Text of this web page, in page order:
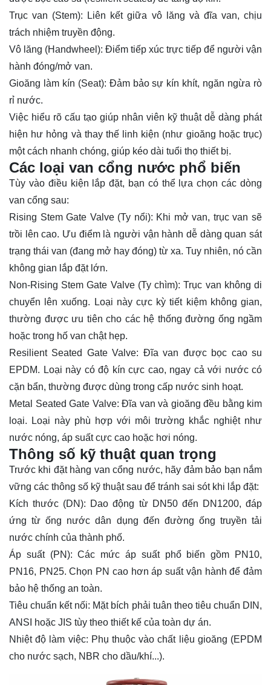
Trục van (Stem): Liên kết giữa vô lăng và đĩa van, chịu
trách nhiệm truyền động.
Vô lăng (Handwheel): Điểm tiếp xúc trực tiếp để người vận
hành đóng/mở van.
Gioăng làm kín (Seat): Đảm bảo sự kín khít, ngăn ngừa rò
rỉ nước.
Việc hiểu rõ cấu tạo giúp nhân viên kỹ thuật dễ dàng phát
hiện hư hỏng và thay thế linh kiện (như gioăng hoặc trục)
một cách nhanh chóng, giúp kéo dài tuổi thọ thiết bị.
Các loại van cổng nước phổ biến
Tùy vào điều kiện lắp đặt, bạn có thể lựa chọn các dòng
van cổng sau:
Rising Stem Gate Valve (Ty nổi): Khi mở van, trục van sẽ
trồi lên cao. Ưu điểm là người vận hành dễ dàng quan sát
trạng thái van (đang mở hay đóng) từ xa. Tuy nhiên, nó cần
không gian lắp đặt lớn.
Non-Rising Stem Gate Valve (Ty chìm): Trục van không di
chuyển lên xuống. Loại này cực kỳ tiết kiệm không gian,
thường được ưu tiên cho các hệ thống đường ống ngầm
hoặc trong hố van chật hẹp.
Resilient Seated Gate Valve: Đĩa van được bọc cao su
EPDM. Loại này có độ kín cực cao, ngay cả với nước có
cặn bẩn, thường được dùng trong cấp nước sinh hoạt.
Metal Seated Gate Valve: Đĩa van và gioăng đều bằng kim
loại. Loại này phù hợp với môi trường khắc nghiệt như
nước nóng, áp suất cực cao hoặc hơi nóng.
Thông số kỹ thuật quan trọng
Trước khi đặt hàng van cổng nước, hãy đảm bảo bạn nắm
vững các thông số kỹ thuật sau để tránh sai sót khi lắp đặt:
Kích thước (DN): Dao động từ DN50 đến DN1200, đáp
ứng từ ống nước dân dụng đến đường ống truyền tải
nước chính của thành phố.
Áp suất (PN): Các mức áp suất phổ biến gồm PN10,
PN16, PN25. Chọn PN cao hơn áp suất vận hành để đảm
bảo hệ thống an toàn.
Tiêu chuẩn kết nối: Mặt bích phải tuân theo tiêu chuẩn DIN,
ANSI hoặc JIS tùy theo thiết kế của toàn dự án.
Nhiệt độ làm việc: Phụ thuộc vào chất liệu gioăng (EPDM
cho nước sạch, NBR cho dầu/khí...).